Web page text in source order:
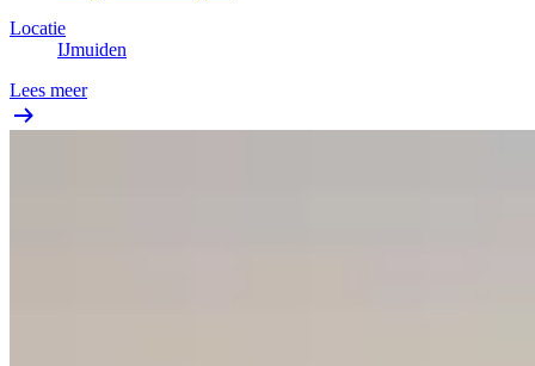
Locatie
IJmuiden
Lees meer